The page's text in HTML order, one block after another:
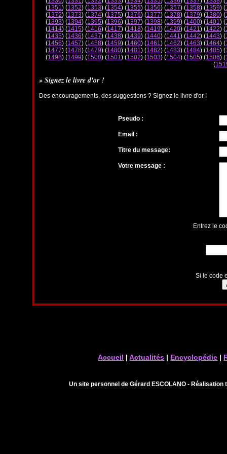
(1351) (1352) (1353) (1354) (1355) (1356) (1357) (1358) (1359) (
(1372) (1373) (1374) (1375) (1376) (1377) (1378) (1379) (1380) (
(1393) (1394) (1395) (1396) (1397) (1398) (1399) (1400) (1401) (
(1414) (1415) (1416) (1417) (1418) (1419) (1420) (1421) (1422) (
(1435) (1436) (1437) (1438) (1439) (1440) (1441) (1442) (1443) (
(1456) (1457) (1458) (1459) (1460) (1461) (1462) (1463) (1464) (
(1477) (1478) (1479) (1480) (1481) (1482) (1483) (1484) (1485) (
(1498) (1499) (1500) (1501) (1502) (1503) (1504) (1505) (1506) (
(
» Signez le livre d'or !
Des encouragements, des suggestions ? Signez le livre d'or !
Pseudo :
Email :
Titre du message:
Votre message :
Entrez le
Si le code
Accueil |Actualités | Encyclopédie |
Un site personnel de Gérard ESCOLANO -